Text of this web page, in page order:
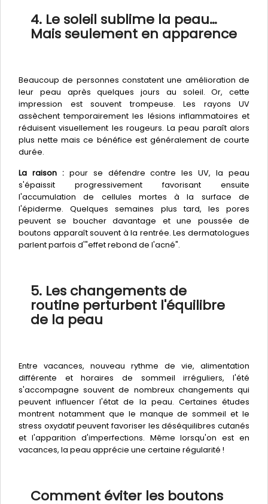
4. Le soleil sublime la peau…
Mais seulement en apparence
Beaucoup de personnes constatent une amélioration de
leur peau après quelques jours au soleil. Or, cette
impression est souvent trompeuse. Les rayons UV
assèchent temporairement les lésions inflammatoires et
réduisent visuellement les rougeurs. La peau paraît alors
plus nette mais ce bénéfice est généralement de courte
durée.
La raison :pour se défendre contre les UV, la peau
s'épaissit progressivement favorisant ensuite
l'accumulation de cellules mortes à la surface de
l'épiderme. Quelques semaines plus tard, les pores
peuvent se boucher davantage et une poussée de
boutons apparaît souvent à la rentrée. Les dermatologues
parlent parfois d'"effet rebond de l'acné".
5. Les changements de
routine perturbent l'équilibre
de la peau
Entre vacances, nouveau rythme de vie, alimentation
différente et horaires de sommeil irréguliers, l'été
s'accompagne souvent de nombreux changements qui
peuvent influencer l'état de la peau. Certaines études
montrent notamment que le manque de sommeil et le
stress oxydatif peuvent favoriser les déséquilibres cutanés
et l'apparition d'imperfections. Même lorsqu'on est en
vacances, la peau apprécie une certaine régularité !
Comment éviter les boutons